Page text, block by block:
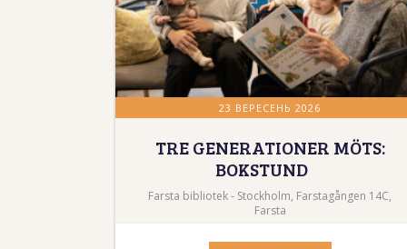
23 ВЕРЕСЕНЬ 2026
TRE GENERATIONER MÖTS:
BOKSTUND
Farsta bibliotek - Stockholm, Farstagången 14C,
Farsta